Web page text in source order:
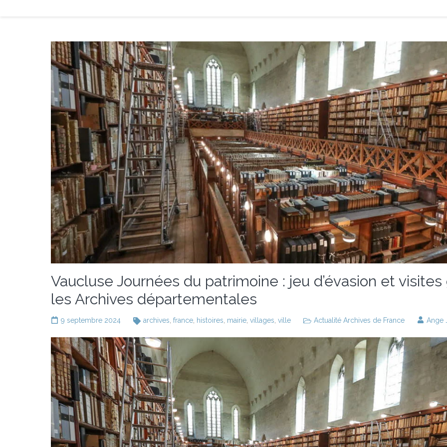
Vaucluse Journées du patrimoine : jeu d’évasion et
les Archives départementales
9 septembre 2024 archives, france, histoires, mairie, villages, ville Actualité Archives de France Ange